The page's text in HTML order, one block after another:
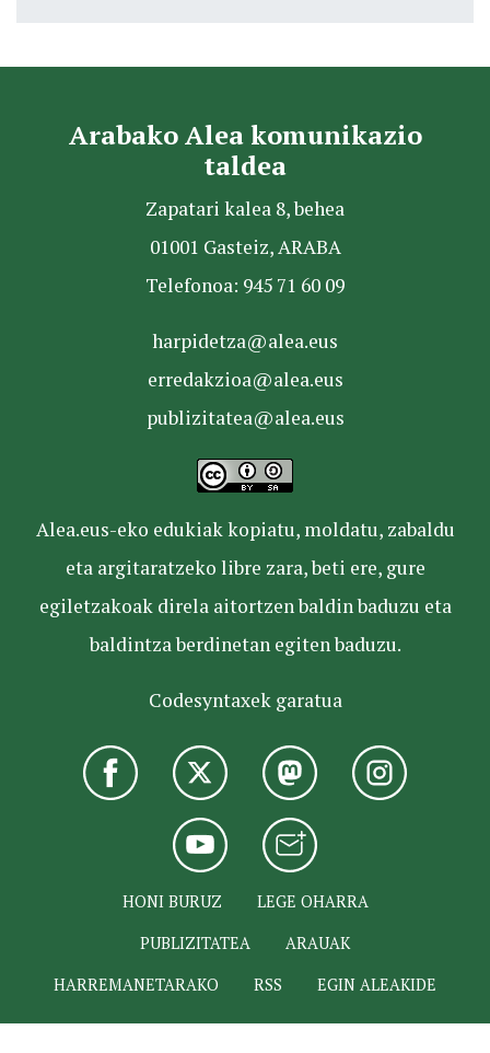
Arabako Alea komunikazio
taldea
Zapatari kalea 8, behea
01001 Gasteiz, ARABA
Telefonoa: 945 71 60 09
harpidetza@alea.eus
erredakzioa@alea.eus
publizitatea@alea.eus
Alea.eus-eko edukiak kopiatu, moldatu, zabaldu
eta argitaratzeko libre zara, beti ere, gure
egiletzakoak direla aitortzen baldin baduzu eta
baldintza berdinetan egiten baduzu.
Codesyntaxek garatua
HONI BURUZ
LEGE OHARRA
PUBLIZITATEA
ARAUAK
HARREMANETARAKO
RSS EGIN ALEAKIDE